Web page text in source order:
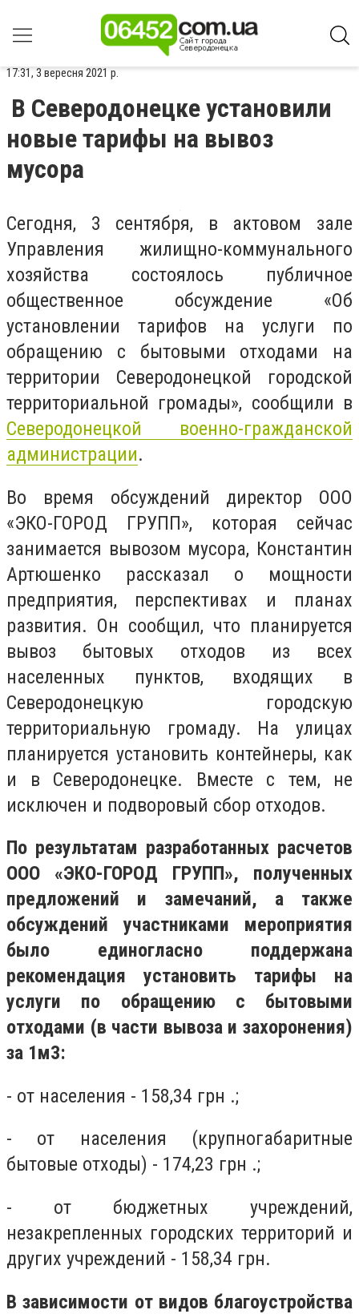
17:31, 3 вересня 2021 р.
В Северодонецке установили
новые тарифы на вывоз
мусора
Сегодня, 3 сентября, в актовом зале
Управления жилищно-коммунального
хозяйства состоялось публичное
общественное обсуждение «Об
установлении тарифов на услуги по
обращению с бытовыми отходами на
территории Северодонецкой городской
территориальной громады», сообщили в
Северодонецкой военно-гражданской
администрации.
Во время обсуждений директор ООО
«ЭКО-ГОРОД ГРУПП», которая сейчас
занимается вывозом мусора, Константин
Артюшенко рассказал о мощности
предприятия, перспективах и планах
развития. Он сообщил, что планируется
вывоз бытовых отходов из всех
населенных пунктов, входящих в
Северодонецкую городскую
территориальную громаду. На улицах
планируется установить контейнеры, как
и в Северодонецке. Вместе с тем, не
исключен и подворовый сбор отходов.
По результатам разработанных расчетов
ООО «ЭКО-ГОРОД ГРУПП», полученных
предложений и замечаний, а также
обсуждений участниками мероприятия
было единогласно поддержана
рекомендация установить тарифы на
услуги по обращению с бытовыми
отходами (в части вывоза и захоронения)
за 1м3:
- от населения - 158,34 грн .;
- от населения (крупногабаритные
бытовые отходы) - 174,23 грн .;
- от бюджетных учреждений,
незакрепленных городских территорий и
других учреждений - 158,34 грн.
В зависимости от видов благоустройства